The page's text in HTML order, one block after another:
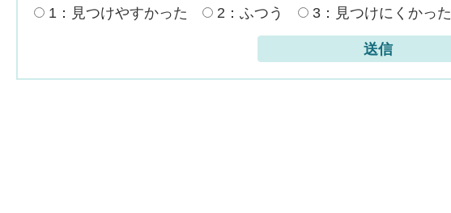
1：見つけやすかった
2：ふつう 3：見つけにくかった